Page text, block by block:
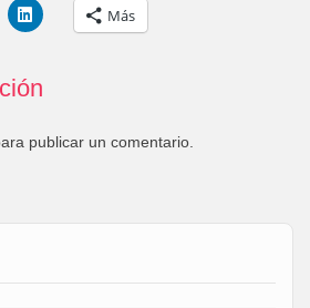
Más
publicar un comentario.